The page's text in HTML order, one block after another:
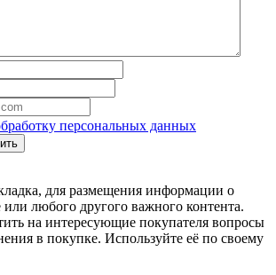
персональных данных
для размещения информации о
или любого другого важного контента.
на интересующие покупателя вопросы
в покупке. Используйте её по своему